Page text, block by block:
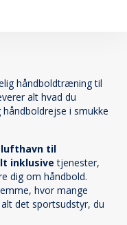
håndboldtræning til
alt hvad du
i smukke
til
inklusive tjenester,
dig om håndbold.
hvor mange
det sportsudstyr, du